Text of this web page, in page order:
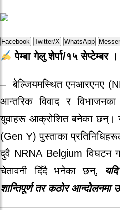
Facebook Twitter/X WhatsApp
पेम्बा गेलु शेर्पा/१५ सेप्टेम्बर ।
– बेल्जियमस्थित एनआरएनए
आन्तरिक विवाद र
युवाहरू आक्रोशित बनेका
(Gen Y) पुस्ताका
दुवै NRNA Belgium विघटन
चेतावनी दिँदै भनेका छन्,
शान्तिपूर्ण तर कठोर आन्दोलनमा